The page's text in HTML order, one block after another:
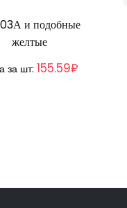
и подобные
желтые
за шт: 155.59₽